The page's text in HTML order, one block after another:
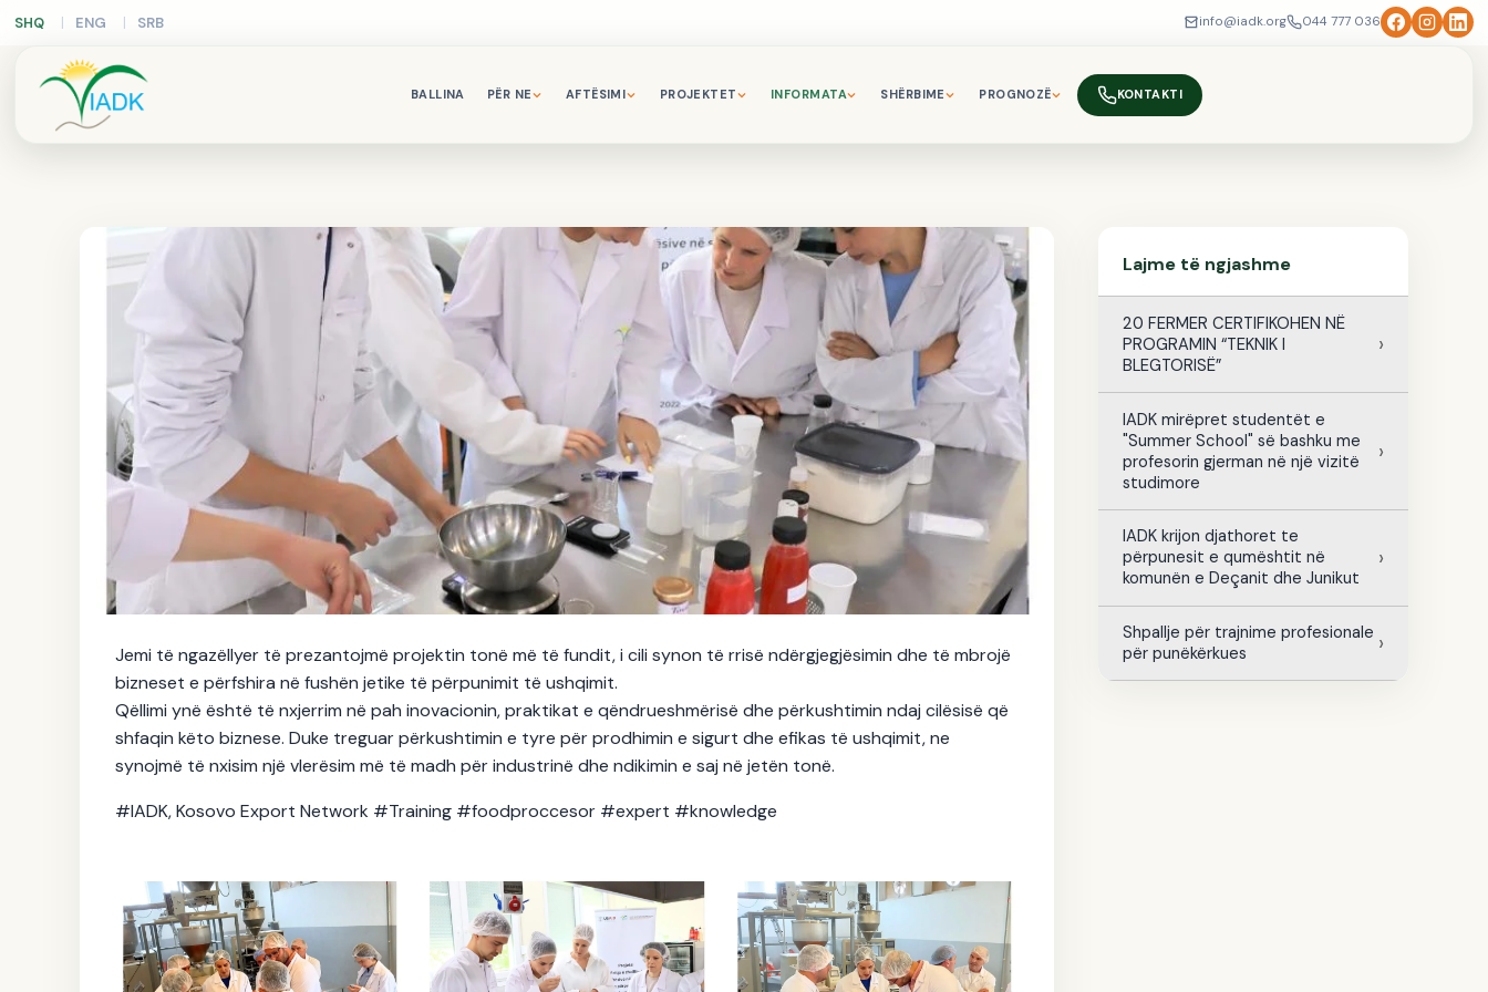
SHQ ENG SRB info@iadk.org 044 777 036
BALLINA PËR NE AFTËSIMI PROJEKTET INFORMATA SHËRBIME PROGNOZË KONTAKTI
Project Spotlight
07.11.2025
Jemi të ngazëllyer të prezantojmë projektin tonë më të fundit, i cili synon të rrisë ndërgjegjësimin dhe të mbrojë
bizneset e përfshira në fushën jetike të përpunimit të ushqimit.
Qëllimi ynë është të nxjerrim në pah inovacionin, praktikat e qëndrueshmërisë dhe përkushtimin ndaj cilësisë që
shfaqin këto biznese. Duke treguar përkushtimin e tyre për prodhimin e sigurt dhe efikas të ushqimit, ne
synojmë të nxisim një vlerësim më të madh për industrinë dhe ndikimin e saj në jetën tonë.
#IADK, Kosovo Export Network #Training #foodproccesor #expert #knowledge
Lajme të ngjashme
20 FERMER CERTIFIKOHEN NË
PROGRAMIN “TEKNIK I
BLEGTORISË”
IADK mirëpret studentët e
"Summer School" së bashku me
profesorin gjerman në një vizitë
studimore
IADK krijon djathoret te
përpunesit e qumështit në
komunën e Deçanit dhe Junikut
Shpallje për trajnime profesionale
për punëkërkues